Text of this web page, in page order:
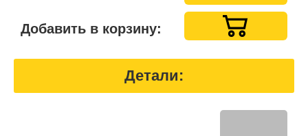
Добавить в корзину:
Детали: